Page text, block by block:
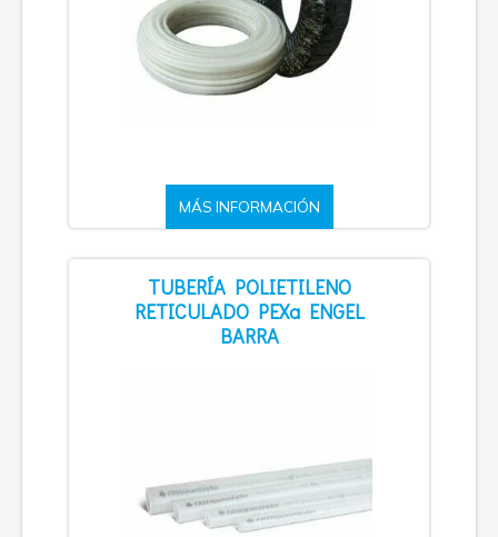
MÁS INFORMACIÓN
TUBERÍA POLIETILENO
RETICULADO PEXa ENGEL
BARRA